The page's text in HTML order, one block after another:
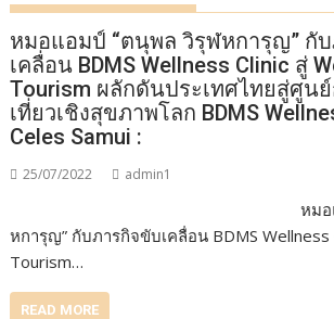
หมอแอมป์ “ตนุพล วิรุฬหการุญ” กั
เคลื่อน BDMS Wellness Clinic สู่
Tourism ผลักดันประเทศไทยสู่ศูน
เที่ยวเชิงสุขภาพโลก BDMS
Celes Samui :
25/07/2022 admin1
หม
หการุญ” กับภารกิจขับเคลื่อน BDMS Wellness
Tourism…
READ MORE